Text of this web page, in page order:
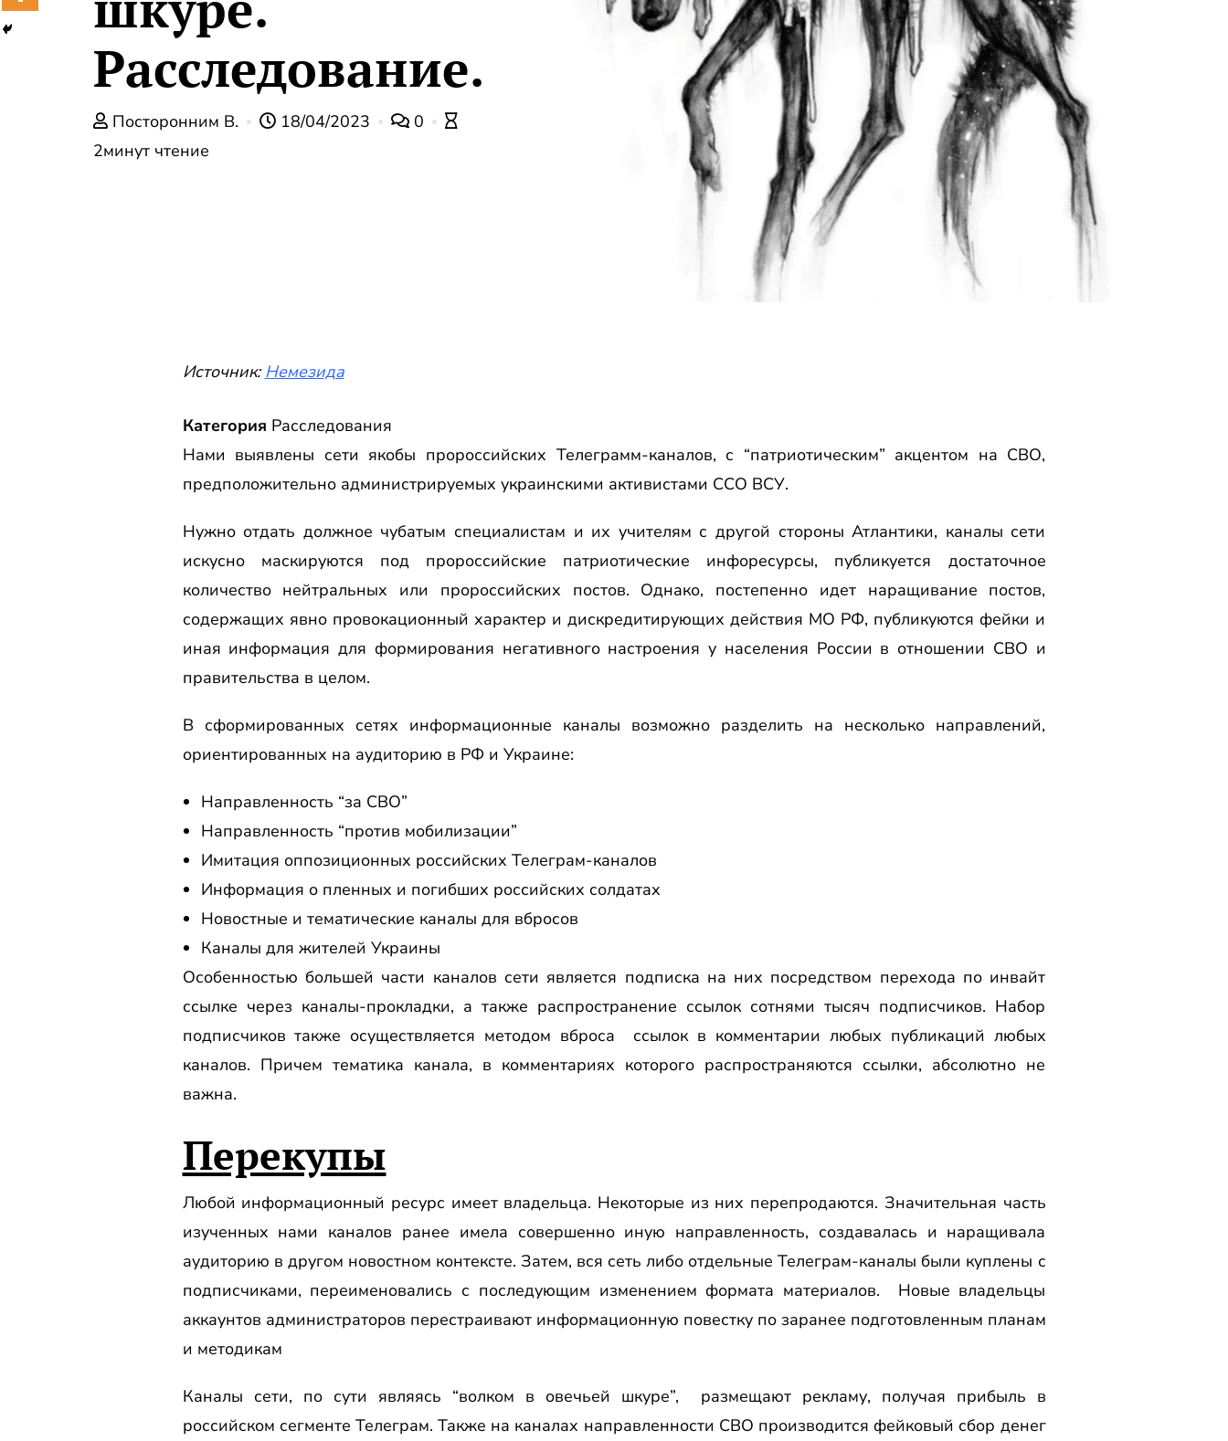
Расследование.
Посторонним В. 18/04/2023
0
2минут чтение
Источник: Немезида
Категория Расследования
Нами выявлены сети якобы пророссийских Телеграмм-каналов, с “патриотическим” акцентом на СВО,
предположительно администрируемых украинскими активистами ССО ВСУ.
Нужно отдать должное чубатым специалистам и их учителям с другой стороны Атлантики, каналы сети
искусно маскируются под пророссийские патриотические инфоресурсы, публикуется достаточное
количество нейтральных или пророссийских постов. Однако, постепенно идет наращивание постов,
содержащих явно провокационный характер и дискредитирующих действия МО РФ, публикуются фейки и
иная информация для формирования негативного настроения у населения России в отношении СВО и
правительства в целом.
В сформированных сетях информационные каналы возможно разделить на несколько направлений,
ориентированных на аудиторию в РФ и Украине:
Направленность “за СВО”
Направленность “против мобилизации”
Имитация оппозиционных российских Телеграм-каналов
Информация о пленных и погибших российских солдатах
Новостные и тематические каналы для вбросов
Каналы для жителей Украины
Особенностью большей части каналов сети является подписка на них посредством перехода по инвайт
ссылке через каналы-прокладки, а также распространение ссылок сотнями тысяч подписчиков. Набор
подписчиков также осуществляется методом вброса ссылок в комментарии любых публикаций любых
каналов. Причем тематика канала, в комментариях которого распространяются ссылки, абсолютно не
важна.
Перекупы
Любой информационный ресурс имеет владельца. Некоторые из них перепродаются. Значительная часть
изученных нами каналов ранее имела совершенно иную направленность, создавалась и наращивала
аудиторию в другом новостном контексте. Затем, вся сеть либо отдельные Телеграм-каналы были куплены с
подписчиками, переименовались с последующим изменением формата материалов. Новые владельцы
аккаунтов администраторов перестраивают информационную повестку по заранее подготовленным планам
и методикам
Каналы сети, по сути являясь “волком в овечьей шкуре”, размещают рекламу, получая прибыль в
российском сегменте Телеграм. Также на каналах направленности СВО производится фейковый сбор денег